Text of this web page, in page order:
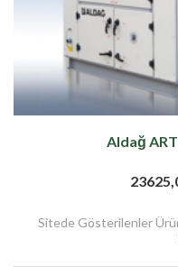
Aldağ
Sitede Gösterilenler